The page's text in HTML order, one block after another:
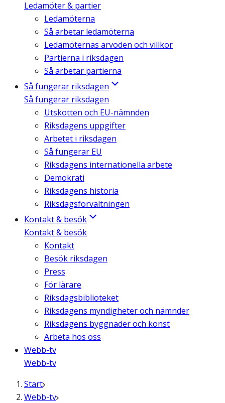
Ledamöter & partier
Ledamöterna
Så arbetar ledamöterna
Ledamöternas arvoden och villkor
Partierna i riksdagen
Så arbetar partierna
Så fungerar riksdagen
Så fungerar riksdagen
Utskotten och EU-nämnden
Riksdagens uppgifter
Arbetet i riksdagen
Så fungerar EU
Riksdagens internationella arbete
Demokrati
Riksdagens historia
Riksdagsförvaltningen
Kontakt & besök
Kontakt & besök
Kontakt
Besök riksdagen
Press
För lärare
Riksdagsbiblioteket
Riksdagens myndigheter och nämnder
Riksdagens byggnader och konst
Arbeta hos oss
Webb-tv
Webb-tv
Start
Webb-tv